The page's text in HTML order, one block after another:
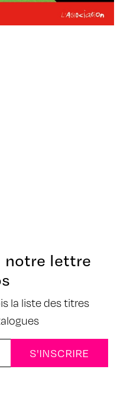
notre lettre
la liste des titres